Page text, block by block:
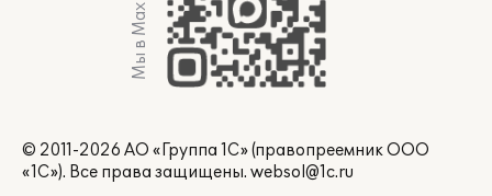
Мы в Max
© 2011-2026 АО «Группа 1С» (правопреемник ООО
«1С»). Все права защищены. websol@1c.ru